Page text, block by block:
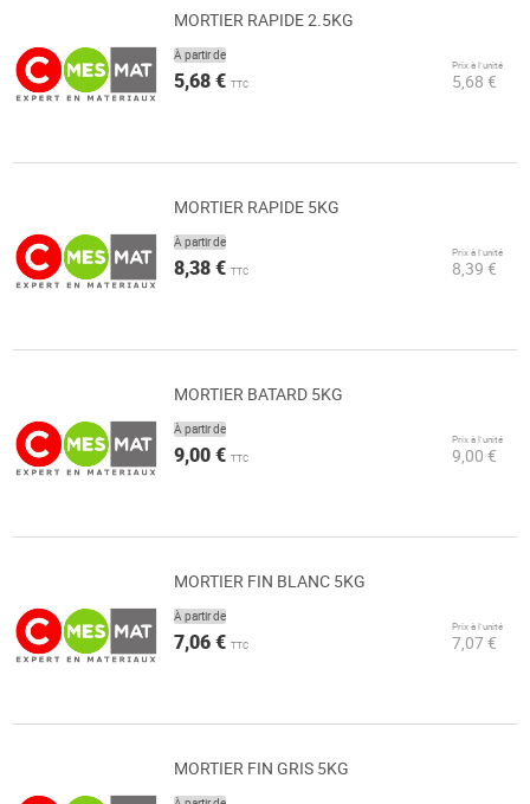
MORTIER RAPIDE 2.5KG
À partir de
5,68 € TTC
Prix à l’unité
5,68 €
MORTIER RAPIDE 5KG
À partir de
8,38 € TTC
Prix à l’unité
8,39 €
MORTIER BATARD 5KG
À partir de
9,00 € TTC
Prix à l’unité
9,00 €
MORTIER FIN BLANC 5KG
À partir de
7,06 € TTC
Prix à l’unité
7,07 €
MORTIER FIN GRIS 5KG